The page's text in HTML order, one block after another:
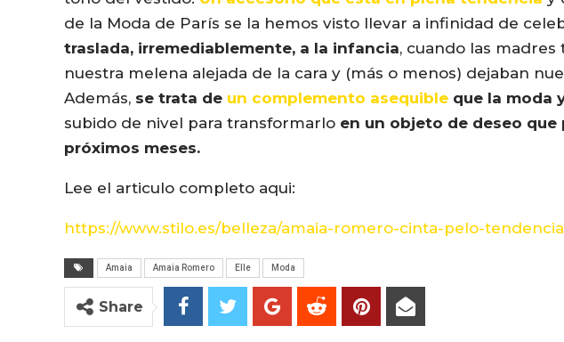
de la Moda de París se la hemos visto llevar a infinidad de
traslada, irremediablemente, a la infancia, cuando las
nuestra melena alejada de la cara y (más o menos) dejaban
Además, se trata de un complemento asequible que la moda
subido de nivel para transformarlo en un objeto de deseo que
próximos meses.
Lee el articulo completo aqui:
https://www.stilo.es/belleza/amaia-romero-cinta-pelo-
Amaia Amaia Romero Elle Moda
Share